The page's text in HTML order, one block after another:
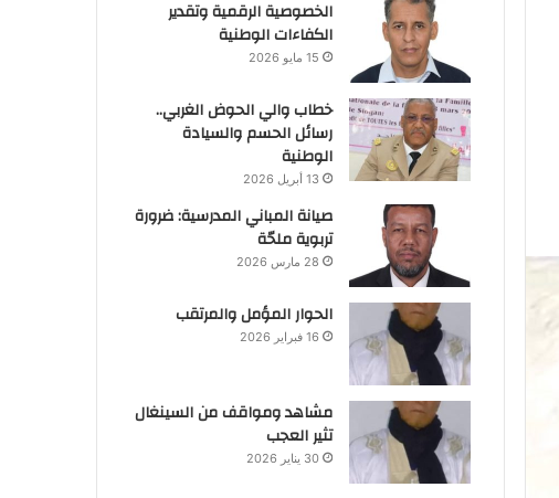
الخصوصية الرقمية وتقدير
الكفاءات الوطنية
15 مايو 2026
خطاب والي الحوض الغربي..
رسائل الحسم والسيادة
الوطنية
13 أبريل 2026
صيانة المباني المدرسية: ضرورة
تربوية ملحّة
28 مارس 2026
الحوار المؤمل والمرتقب
16 فبراير 2026
مشاهد ومواقف من السينغال
تثير العجب
30 يناير 2026